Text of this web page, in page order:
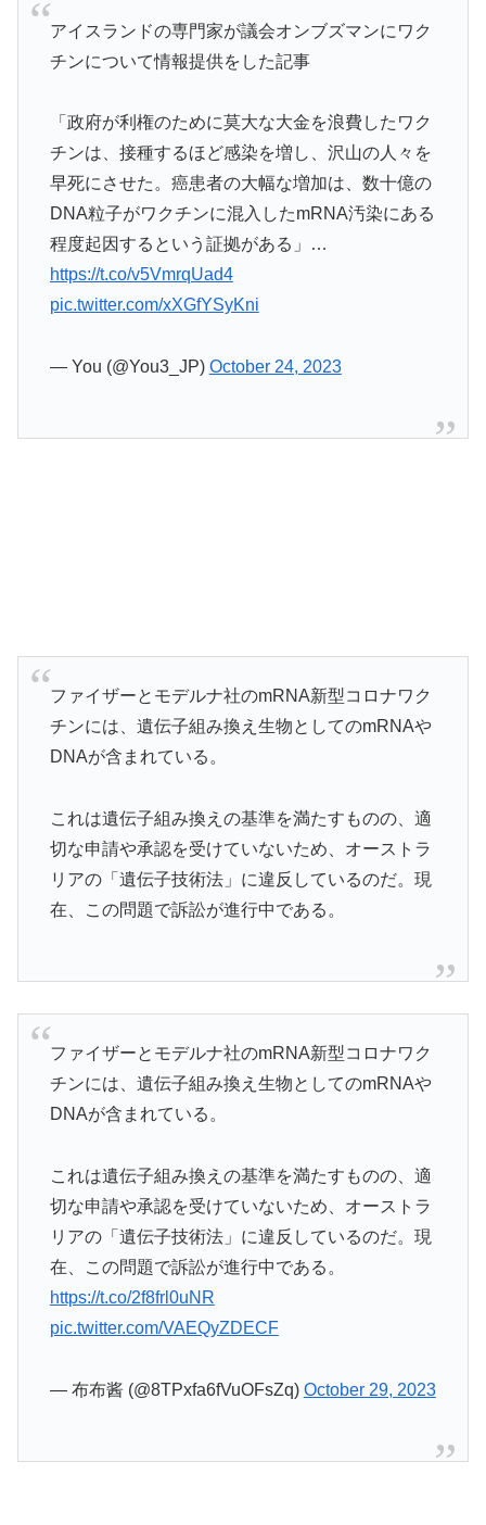
アイスランドの専門家が議会オンブズマンにワク
チンについて情報提供をした記事
「政府が利権のために莫大な大金を浪費したワク
チンは、接種するほど感染を増し、沢山の人々を
早死にさせた。癌患者の大幅な増加は、数十億の
DNA粒子がワクチンに混入したmRNA汚染にある
程度起因するという証拠がある」…
https://t.co/v5VmrqUad4
pic.twitter.com/xXGfYSyKni
— You (@You3_JP) October 24, 2023
ファイザーとモデルナ社のmRNA新型コロナワク
チンには、遺伝子組み換え生物としてのmRNAや
DNAが含まれている。
これは遺伝子組み換えの基準を満たすものの、適
切な申請や承認を受けていないため、オーストラ
リアの「遺伝子技術法」に違反しているのだ。現
在、この問題で訴訟が進行中である。
ファイザーとモデルナ社のmRNA新型コロナワク
チンには、遺伝子組み換え生物としてのmRNAや
DNAが含まれている。
これは遺伝子組み換えの基準を満たすものの、適
切な申請や承認を受けていないため、オーストラ
リアの「遺伝子技術法」に違反しているのだ。現
在、この問題で訴訟が進行中である。
https://t.co/2f8frl0uNR
pic.twitter.com/VAEQyZDECF
— 布布酱 (@8TPxfa6fVuOFsZq) October 29, 2023